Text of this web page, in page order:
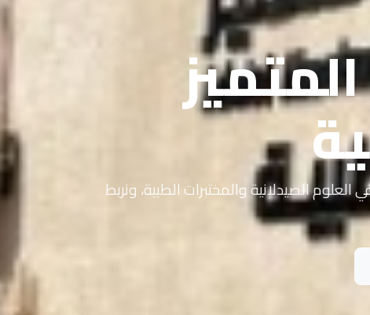
الصيدلانية والمختبرات الطبية، ونربط